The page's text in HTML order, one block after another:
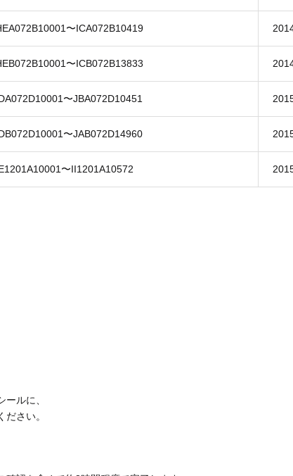
〜ICA072B10419
〜ICB072B13833
〜JBA072D10451
〜JAB072D14960
〜II1201A10572
ルに、
さい。